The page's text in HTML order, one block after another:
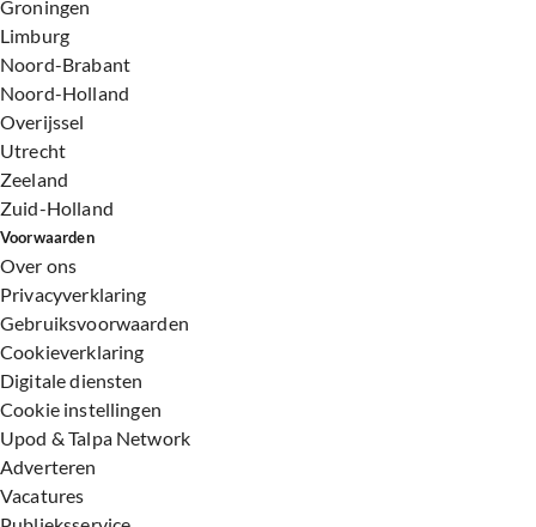
Groningen
Limburg
Noord-Brabant
Noord-Holland
Overijssel
Utrecht
Zeeland
Zuid-Holland
Voorwaarden
Over ons
Privacyverklaring
Gebruiksvoorwaarden
Cookieverklaring
Digitale diensten
Cookie instellingen
Upod & Talpa Network
Adverteren
Vacatures